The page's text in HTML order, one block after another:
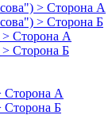
> Сторона А
> Сторона Б
Сторона А
Сторона Б
Сторона А
Сторона Б